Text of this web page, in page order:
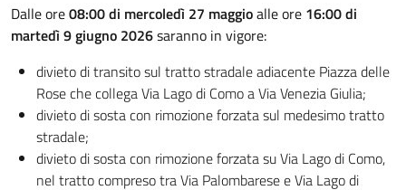
Dalle ore08:00 di mercoledì 27 maggioalle ore 16:00 di
martedì 9 giugno 2026saranno in vigore:
divieto di transito sul tratto stradale adiacente Piazza delle
Rose che collega Via Lago di Como a Via Venezia Giulia;
divieto di sosta con rimozione forzata sul medesimo tratto
stradale;
divieto di sosta con rimozione forzata su Via Lago di Como,
nel tratto compreso tra Via Palombarese e Via Lago di